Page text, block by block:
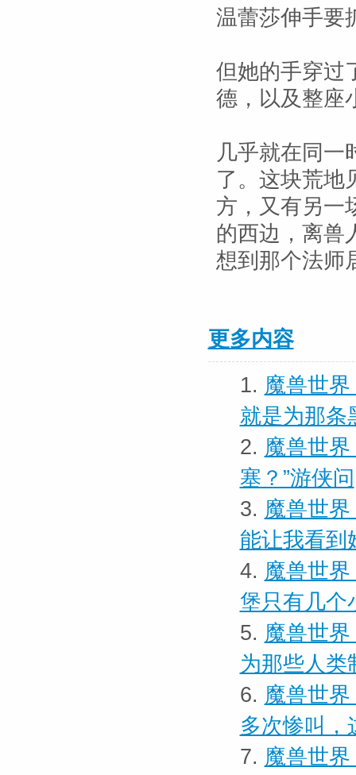
温蕾莎伸手要
但她的手穿过
德，以及整座
几乎就在同一
了。这块荒地
方，又有另一
的西边，离兽
想到那个法师
更多内容
1. 魔兽世
就是为那条
2. 魔兽世
塞？”游侠问
3. 魔兽世
能让我看到
4. 魔兽世
堡只有几个
5. 魔兽世
为那些人类
6. 魔兽世
多次惨叫，
7. 魔兽世界